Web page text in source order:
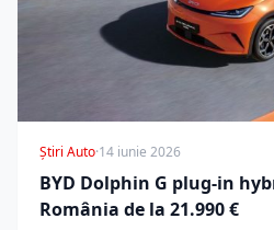
Știri Auto·14 iunie 2026
BYD Dolphin G plug-in
România de la 21.990 €